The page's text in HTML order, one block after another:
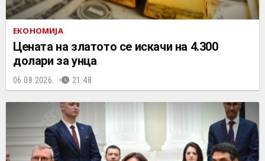
ЕКОНОМИЈА
Цената на златото се искачи на 4.300
долари за унца
06.08.2026. 21:48